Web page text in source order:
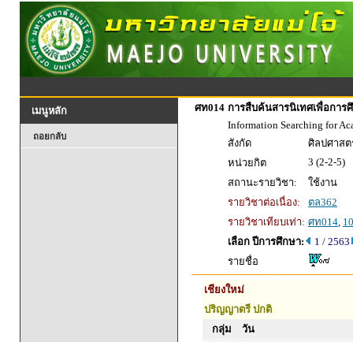
เมนูหลัก
ถอยกลับ
ศท014 การสืบค้นสารนิเทศเพื่อการ
Information Searching for
สังกัด
ศิลปศาส
หน่วยกิต
3 (2-2-5)
สถานะรายวิชา:
ใช้งาน
รายวิชาต่อเนื่อง:
ตล362
รายวิชาเทียบเท่า: ศท014,
เลือก ปีการศึกษา:
1 / 2563
รายชื่อ
เชียงใหม่
ปริญญาตรี ปกติ
กลุ่ม
วัน